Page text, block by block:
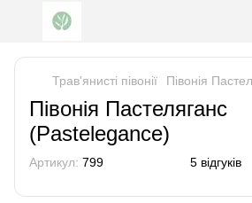
Трав'янисті півонії Півонія
Півонія Пастеляганс
(Pastelegance)
Артикул: 799 5 відгуків